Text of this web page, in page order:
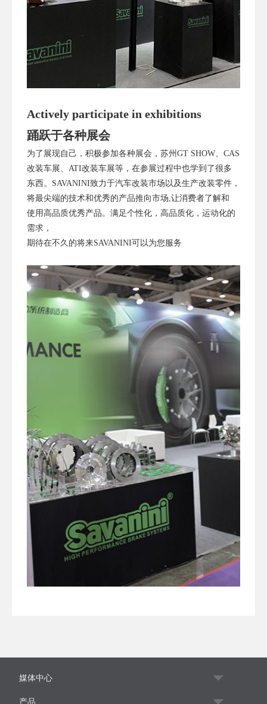
Actively participate in exhibitions
踊跃于各种展会
为了展现自己，积极参加各种展会，苏州GT SHOW、CAS
改装车展、ATI改装车展等，在参展过程中也学到了很多
东西。SAVANINI致力于汽车改装市场以及生产改装零件，
将最尖端的技术和优秀的产品推向市场,让消费者了解和
使用高品质优秀产品。满足个性化，高品质化，运动化的
需求，
期待在不久的将来SAVANINI可以为您服务
媒体中心
产品